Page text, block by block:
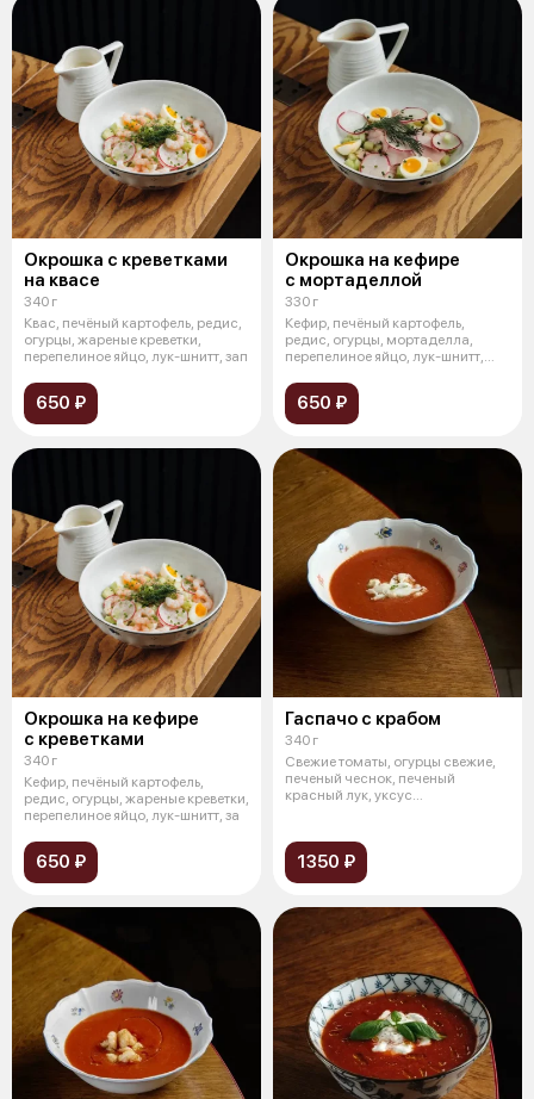
Окрошка с креветками
на квасе
340 г
Квас, печёный картофель, редис,
огурцы, жареные креветки,
перепелиное яйцо, лук-шнитт, зап
650 ₽
Окрошка на кефире
с мортаделлой
330 г
Кефир, печёный картофель,
редис, огурцы, мортаделла,
перепелиное яйцо, лук-шнитт,
650 ₽
Окрошка на кефире
с креветками
340 г
Кефир, печёный картофель,
редис, огурцы, жареные креветки,
перепелиное яйцо, лук-шнитт, за
650 ₽
Гаспачо с крабом
340 г
Свежие томаты, огурцы свежие,
печеный чеснок, печеный
красный лук, уксус
1350 ₽